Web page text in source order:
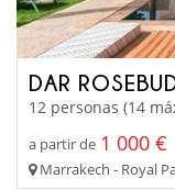
DAR
12 personas (14
a partir de 1 000 €
Marrakech - Royal